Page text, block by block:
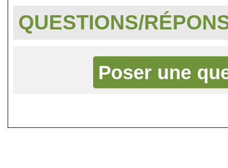
QUESTIONS/
Poser une